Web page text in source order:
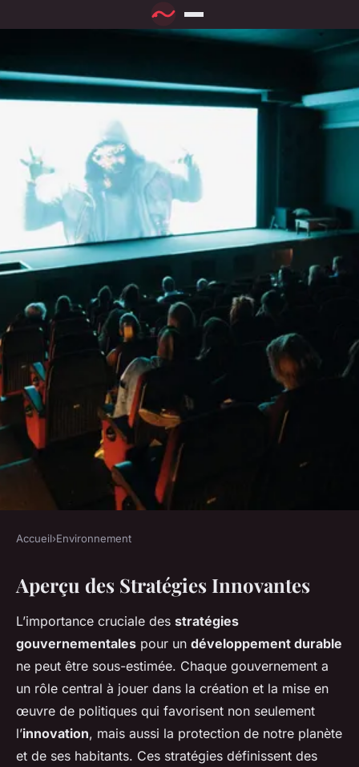
Stratégies Innovantes des
États pour Favoriser le
Développement Durable :
Leurs Actions en Faveur de
l'Avenir
Adèle•22 avril 2025•6 min de lecture
Accueil›Environnement
Aperçu des Stratégies Innovantes
L’importance cruciale des stratégies
gouvernementales pour un développement durable
ne peut être sous-estimée. Chaque gouvernement a
un rôle central à jouer dans la création et la mise en
œuvre de politiques qui favorisent non seulement
l’innovation, mais aussi la protection de notre planète
et de ses habitants. Ces stratégies définissent des